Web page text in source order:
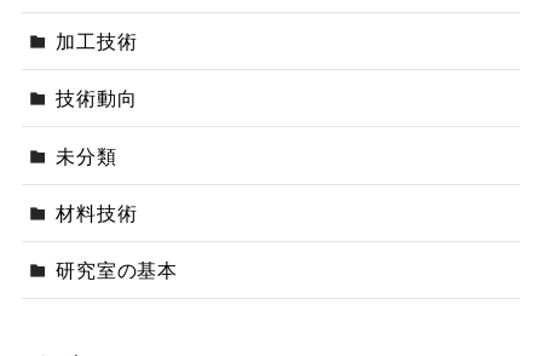
加工技術
技術動向
未分類
材料技術
研究室の基本